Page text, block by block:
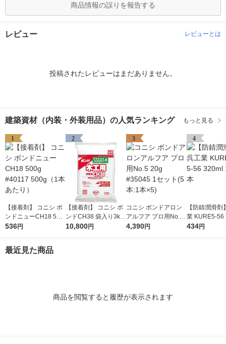
商品情報の誤りを報告する
レビュー レビューとは
投稿されたレビューはまだありません。
建築資材（内装・外装用品）の人気ランキング もっと見る
1
【接着剤】 コニシ ボ
ンドニューCH18 500
g #40117 500g（1本
536円
2
【接着剤】 コニシ ボ
ンドCH38 袋入り3kg
#40250 3kg（1袋あた
10,800円
3
コニシ ボンドアロン
アルフア プロ用No.5
20g #35045 1セット
4,390円
4
【防錆潤滑剤
業 KURE5-56
0ml 1004 1本
434円
最近見た商品
商品を閲覧すると履歴が表示されます